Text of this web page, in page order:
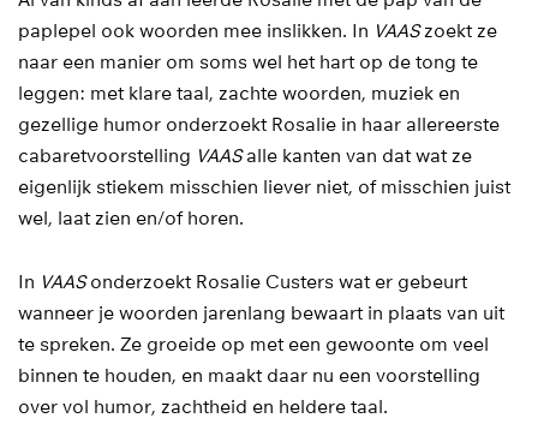
paplepel ook woorden mee inslikken. In VAASzoekt ze
naar een manier om soms wel het hart op de tong te
leggen: met klare taal, zachte woorden, muziek en
gezellige humor onderzoekt Rosalie in haar allereerste
cabaretvoorstelling VAASalle kanten van dat wat ze
eigenlijk stiekem misschien liever niet, of misschien juist
wel, laat zien en/of horen.
In VAASonderzoekt Rosalie Custers wat er gebeurt
wanneer je woorden jarenlang bewaart in plaats van uit
te spreken. Ze groeide op met een gewoonte om veel
binnen te houden, en maakt daar nu een voorstelling
over vol humor, zachtheid en heldere taal.